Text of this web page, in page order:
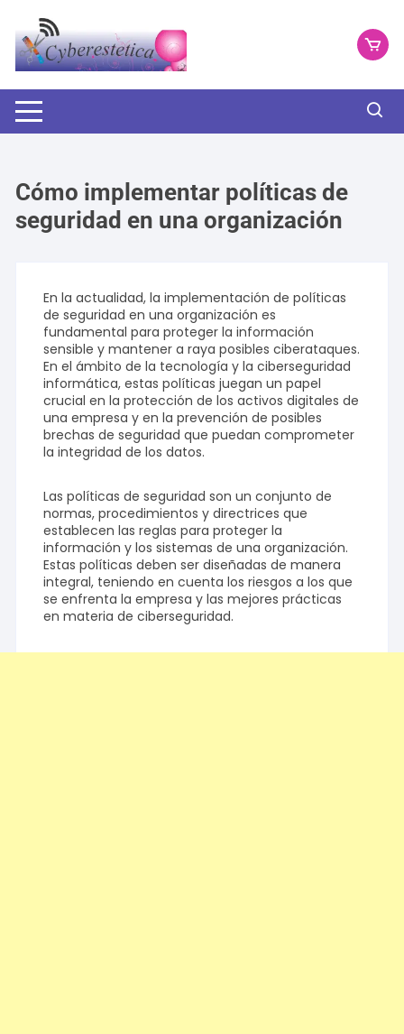
contenido
Cómo implementar políticas de
seguridad en una organización
En la actualidad, la implementación de políticas
de seguridad en una organización es
fundamental para proteger la información
sensible y mantener a raya posibles ciberataques.
En el ámbito de la tecnología y la ciberseguridad
informática, estas políticas juegan un papel
crucial en la protección de los activos digitales de
una empresa y en la prevención de posibles
brechas de seguridad que puedan comprometer
la integridad de los datos.
Las políticas de seguridad son un conjunto de
normas, procedimientos y directrices que
establecen las reglas para proteger la
información y los sistemas de una organización.
Estas políticas deben ser diseñadas de manera
integral, teniendo en cuenta los riesgos a los que
se enfrenta la empresa y las mejores prácticas
en materia de ciberseguridad.